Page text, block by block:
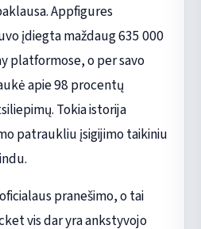
Appfigures
įdiegta maždaug 635 000
platformose, o per savo
apie 98 procentų
Tokia istorija
patraukliu įsigijimo taikiniu
pranešimo, o tai
vis dar yra ankstyvojo